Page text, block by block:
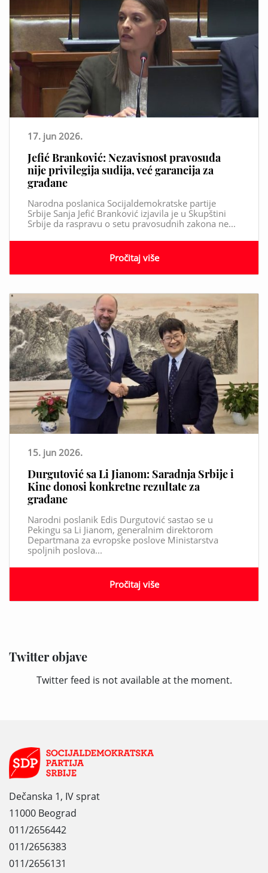
Twitter objave
Twitter feed is not available at the moment.
17. jun 2026.
Jefić Branković: Nezavisnost pravosuđa
nije privilegija sudija, već garancija za
građane
Narodna poslanica Socijaldemokratske partije
Srbije Sanja Jefić Branković izjavila je u Skupštini
Srbije da raspravu o setu pravosudnih zakona ne...
Pročitaj više
15. jun 2026.
Durgutović sa Li Jianom: Saradnja Srbije i
Kine donosi konkretne rezultate za
građane
Narodni poslanik Edis Durgutović sastao se u
Pekingu sa Li Jianom, generalnim direktorom
Departmana za evropske poslove Ministarstva
spoljnih poslova...
Pročitaj više
Dečanska 1, IV sprat
11000 Beograd
011/2656442
011/2656383
011/2656131